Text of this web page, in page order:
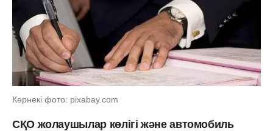
Көрнекі фото: pixabay.com
СҚО жолаушылар көлігі және автомобиль